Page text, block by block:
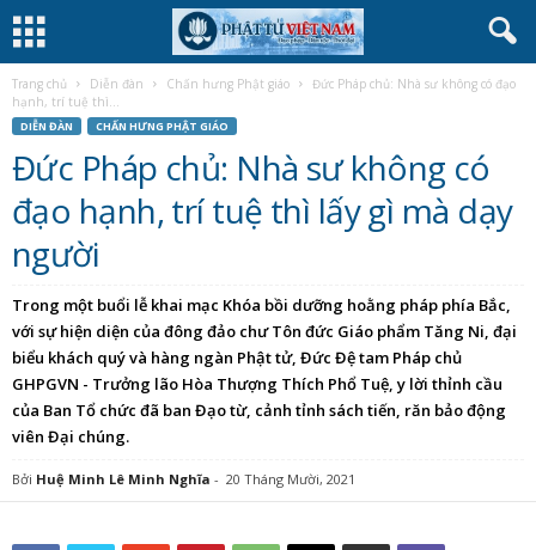
Trang chủ Diễn đàn Chấn hưng Phật giáo
Đức Pháp chủ: Nhà sư không có đạo
hạnh, trí tuệ thì...
DIỄN ĐÀN CHẤN HƯNG PHẬT GIÁO
Đức Pháp chủ: Nhà sư không có
đạo hạnh, trí tuệ thì lấy gì mà dạy
người
Trong một buổi lễ khai mạc Khóa bồi dưỡng hoằng pháp phía Bắc,
với sự hiện diện của đông đảo chư Tôn đức Giáo phẩm Tăng Ni, đại
biểu khách quý và hàng ngàn Phật tử, Đức Đệ tam Pháp chủ
GHPGVN - Trưởng lão Hòa Thượng Thích Phổ Tuệ, y lời thỉnh cầu
của Ban Tổ chức đã ban Đạo từ, cảnh tỉnh sách tiến, răn bảo động
viên Đại chúng.
Bởi Huệ Minh Lê Minh Nghĩa - 20 Tháng Mười, 2021